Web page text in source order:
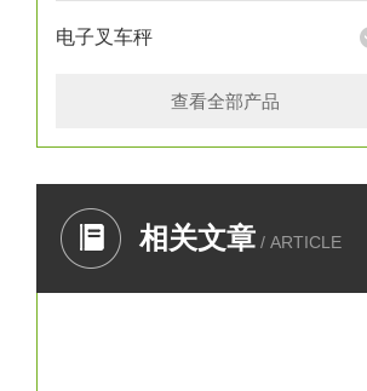
电子叉车秤
查看全部产品
相关文章 / ARTICLE